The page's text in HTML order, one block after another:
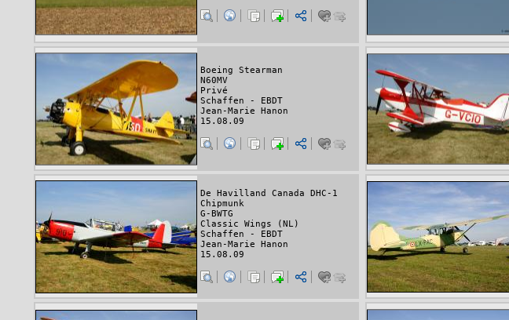
Boeing Stearman
N60MV
Privé
Schaffen - EBDT
Jean-Marie Hanon
15.08.09
De Havilland Canada DHC-1
Chipmunk
G-BWTG
Classic Wings (NL)
Schaffen - EBDT
Jean-Marie Hanon
15.08.09